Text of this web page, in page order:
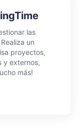
las
un
proyectos,
y externos,
más!